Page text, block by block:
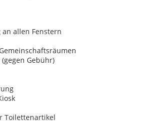
allen Fenstern
Gebühr)
Toilettenartikel